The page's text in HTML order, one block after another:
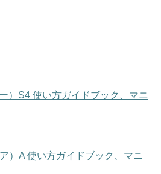
）S4 使い方ガイドブック、マニ
）A 使い方ガイドブック、マニ